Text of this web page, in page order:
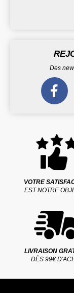
Des
VOTRE
EST NOTRE
LIVRAISON
DÈS 99€